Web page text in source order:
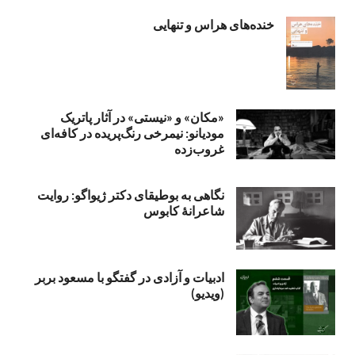
خنده‌های هراس و تنهایی
«مکان» و «نیستی» در آثار پاتریک
مودیانو: نیمرخی رنگ‌پریده در کافه‌ای
غروب‌زده
نگاهی به بوطیقای دکتر ژیواگو: روایت
شاعرانۀ کابوس
ادبیات و آزادی در گفتگو با مسعود بربر
(ویدیو)